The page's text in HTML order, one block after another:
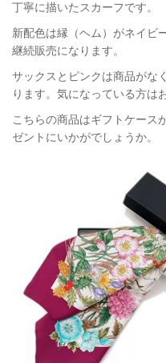
丁寧に描いたスカーフです。
新配色は縁（ヘム）がネイビ
継続販売になります。
サックスとピンクは商品がな
ります。気になっている方は
こちらの商品はギフトケース
ゼントにいかがでしょうか。